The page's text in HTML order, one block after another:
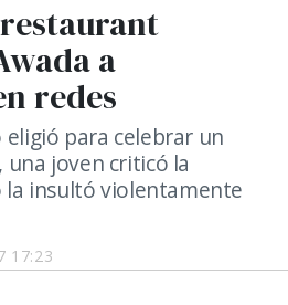
17:23
a
redes
eligió para celebrar un
una joven criticó la
la insultó violentamente